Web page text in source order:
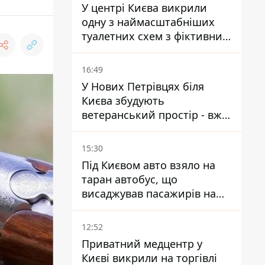
У центрі Києва викрили
одну з наймасштабніших
туалетних схем з фіктивним
будинком
16:49
У Нових Петрівцях біля
Києва збудують
ветеранський простір - вже
знайшли проєктанта
15:30
Під Києвом авто взяло на
таран автобус, що
висаджував пасажирів на
зупинці - пасажирка в
лікарні
12:52
Приватний медцентр у
Києві викрили на торгівлі